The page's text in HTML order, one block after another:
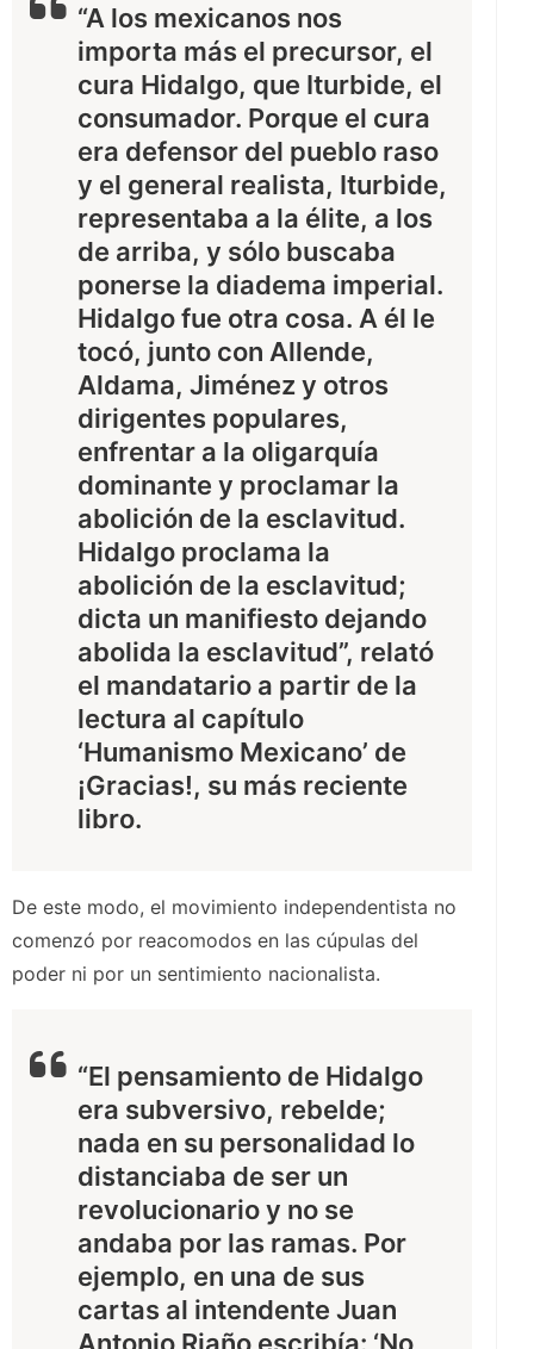
“A los mexicanos nos
importa más el precursor, el
cura Hidalgo, que Iturbide, el
consumador. Porque el cura
era defensor del pueblo raso
y el general realista, Iturbide,
representaba a la élite, a los
de arriba, y sólo buscaba
ponerse la diadema imperial.
Hidalgo fue otra cosa. A él le
tocó, junto con Allende,
Aldama, Jiménez y otros
dirigentes populares,
enfrentar a la oligarquía
dominante y proclamar la
abolición de la esclavitud.
Hidalgo proclama la
abolición de la esclavitud;
dicta un manifiesto dejando
abolida la esclavitud”, relató
el mandatario a partir de la
lectura al capítulo
‘Humanismo Mexicano’ de
¡Gracias!, su más reciente
libro.
De este modo, el movimiento independentista no
comenzó por reacomodos en las cúpulas del
poder ni por un sentimiento nacionalista.
“El pensamiento de Hidalgo
era subversivo, rebelde;
nada en su personalidad lo
distanciaba de ser un
revolucionario y no se
andaba por las ramas. Por
ejemplo, en una de sus
cartas al intendente Juan